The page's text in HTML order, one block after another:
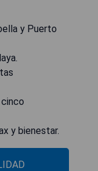
y Puerto
y bienestar.